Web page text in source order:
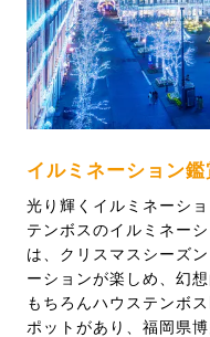
イルミネーション鑑
光り輝くイルミネーシ
テンボスのイルミネー
は、クリスマスシーズ
ーションが楽しめ、幻
もちろんハウステンボ
ポットがあり、福岡県